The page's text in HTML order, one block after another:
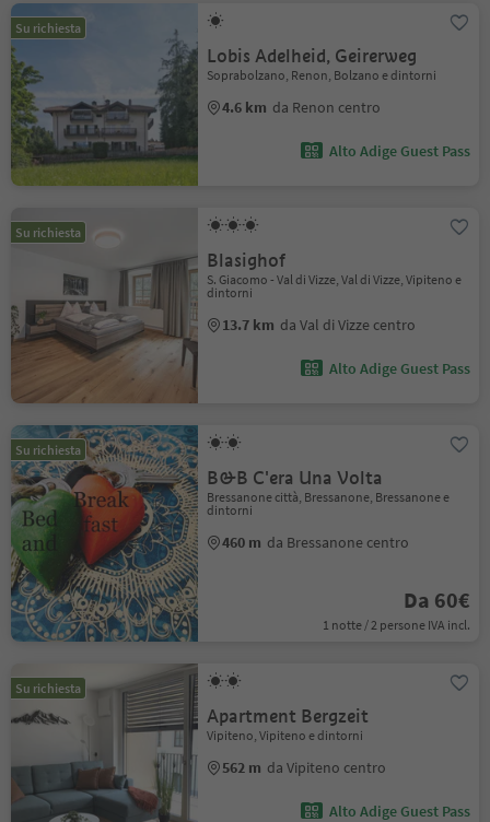
Su richiesta
Lobis Adelheid, Geirerweg
Soprabolzano, Renon, Bolzano e dintorni
4.6 km da Renon centro
Alto Adige Guest Pass
Su richiesta
Blasighof
S. Giacomo - Val di Vizze, Val di Vizze, Vipiteno e
dintorni
13.7 km da Val di Vizze centro
Alto Adige Guest Pass
Su richiesta
B&B C'era Una Volta
Bressanone città, Bressanone, Bressanone e
dintorni
460 m da Bressanone centro
Da 60€
1 notte / 2 persone IVA incl.
Su richiesta
Apartment Bergzeit
Vipiteno, Vipiteno e dintorni
562 m da Vipiteno centro
Alto Adige Guest Pass